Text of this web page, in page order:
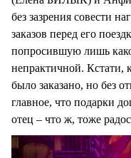
без зазрения совести
заказов перед его
попросившую лишь
непрактичной. Кстати,
было заказано, но без
главное, что подарки
отец – что ж, тоже